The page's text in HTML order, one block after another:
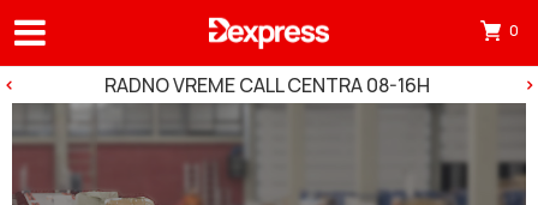
mini
0
RADNO VREME CALL CENTRA 08-16H